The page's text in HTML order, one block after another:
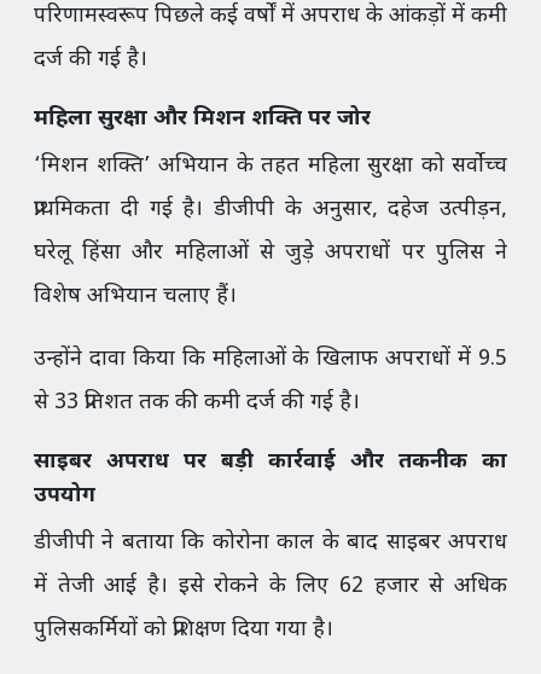
परिणामस्वरूप पिछले कई वर्षों में अपराध के आंकड़ों में कमी
दर्ज की गई है।
महिला सुरक्षा और मिशन शक्ति पर जोर
‘मिशन शक्ति’ अभियान के तहत महिला सुरक्षा को सर्वोच्च
प्राथमिकता दी गई है। डीजीपी के अनुसार, दहेज उत्पीड़न,
घरेलू हिंसा और महिलाओं से जुड़े अपराधों पर पुलिस ने
विशेष अभियान चलाए हैं।
उन्होंने दावा किया कि महिलाओं के खिलाफ अपराधों में 9.5
से 33 प्रतिशत तक की कमी दर्ज की गई है।
साइबर अपराध पर बड़ी कार्रवाई और तकनीक का
उपयोग
डीजीपी ने बताया कि कोरोना काल के बाद साइबर अपराध
में तेजी आई है। इसे रोकने के लिए 62 हजार से अधिक
पुलिसकर्मियों को प्रशिक्षण दिया गया है।